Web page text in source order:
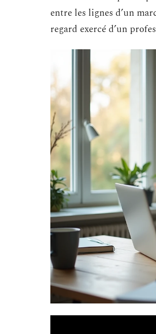
entre les lignes d’un
regard exercé d’un